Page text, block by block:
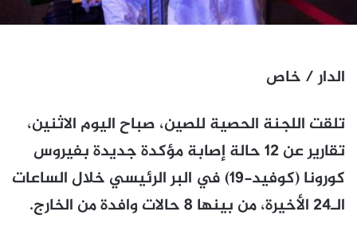
الدار / خاص
تلقت اللجنة الحصية للصين، صباح اليوم الاثنين،
تقارير عن 12 حالة إصابة مؤكدة جديدة بفيروس
كورونا (كوفيد-19) في البر الرئيسي خلال الساعات
الـ24 الأخيرة، من بينها 8 حالات وافدة من الخارج.